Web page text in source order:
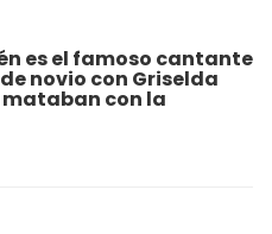
es el famoso cantante
novio con Griselda
mataban con la